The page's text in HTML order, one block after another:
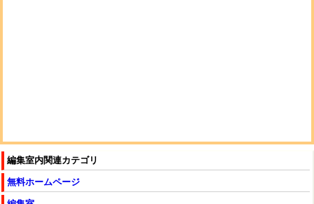
編集室内関連カテゴリ
無料ホームページ